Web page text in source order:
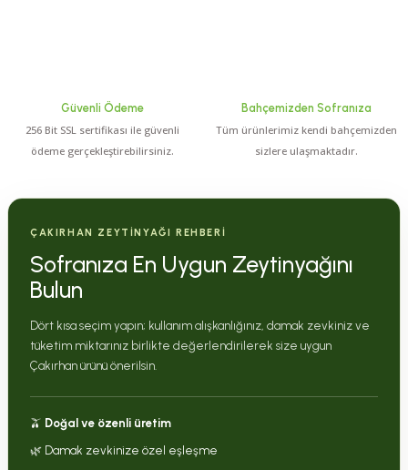
Güvenli Ödeme
256 Bit SSL sertifikası ile güvenli
ödeme gerçekleştirebilirsiniz.
Bahçemizden Sofranıza
Tüm ürünlerimiz kendi bahçemizden
sizlere ulaşmaktadır.
ÇAKIRHAN ZEYTİNYAĞI REHBERİ
Sofranıza En Uygun Zeytinyağını
Bulun
Dört kısa seçim yapın; kullanım alışkanlığınız, damak zevkiniz ve
tüketim miktarınız birlikte değerlendirilerek size uygun
Çakırhan ürünü önerilsin.
🫒 Doğal ve özenli üretim
🌿 Damak zevkinize özel eşleşme